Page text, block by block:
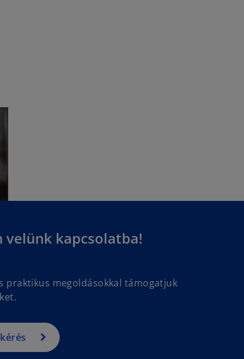
velünk kapcsolatba!
praktikus megoldásokkal támogatjuk